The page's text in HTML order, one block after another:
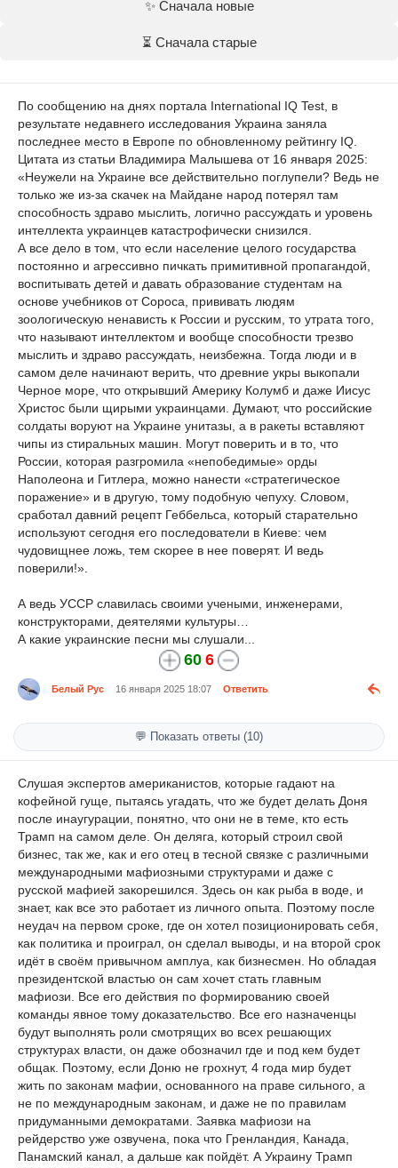
✨ Сначала новые
⏳ Сначала старые
По сообщению на днях портала International IQ Test, в
результате недавнего исследования Украина заняла
последнее место в Европе по обновленному рейтингу IQ.
Цитата из статьи Владимира Малышева от 16 января 2025:
«Неужели на Украине все действительно поглупели? Ведь не
только же из-за скачек на Майдане народ потерял там
способность здраво мыслить, логично рассуждать и уровень
интеллекта украинцев катастрофически снизился.
А все дело в том, что если население целого государства
постоянно и агрессивно пичкать примитивной пропагандой,
воспитывать детей и давать образование студентам на
основе учебников от Сороса, прививать людям
зоологическую ненависть к России и русским, то утрата того,
что называют интеллектом и вообще способности трезво
мыслить и здраво рассуждать, неизбежна. Тогда люди и в
самом деле начинают верить, что древние укры выкопали
Черное море, что открывший Америку Колумб и даже Иисус
Христос были щирыми украинцами. Думают, что российские
солдаты воруют на Украине унитазы, а в ракеты вставляют
чипы из стиральных машин. Могут поверить и в то, что
России, которая разгромила «непобедимые» орды
Наполеона и Гитлера, можно нанести «стратегическое
поражение» и в другую, тому подобную чепуху. Словом,
сработал давний рецепт Геббельса, который старательно
используют сегодня его последователи в Киеве: чем
чудовищнее ложь, тем скорее в нее поверят. И ведь
поверили!».
А ведь УССР славилась своими учеными, инженерами,
конструкторами, деятелями культуры…
А какие украинские песни мы слушали...
60 6
Белый Рус 16 января 2025 18:07 Ответить
💬 Показать ответы (10)
Слушая экспертов американистов, которые гадают на
кофейной гуще, пытаясь угадать, что же будет делать Доня
после инаугурации, понятно, что они не в теме, кто есть
Трамп на самом деле. Он деляга, который строил свой
бизнес, так же, как и его отец в тесной связке с различными
международными мафиозными структурами и даже с
русской мафией закорешился. Здесь он как рыба в воде, и
знает, как все это работает из личного опыта. Поэтому после
неудач на первом сроке, где он хотел позиционировать себя,
как политика и проиграл, он сделал выводы, и на второй срок
идёт в своём привычном амплуа, как бизнесмен. Но обладая
президентской властью он сам хочет стать главным
мафиози. Все его действия по формированию своей
команды явное тому доказательство. Все его назначенцы
будут выполнять роли смотрящих во всех решающих
структурах власти, он даже обозначил где и под кем будет
общак. Поэтому, если Доню не грохнут, 4 года мир будет
жить по законам мафии, основанного на праве сильного, а
не по международным законам, и даже не по правилам
придуманными демократами. Заявка мафиози на
рейдерство уже озвучена, пока что Гренландия, Канада,
Панамский канал, а дальше как пойдёт. А Украину Трамп